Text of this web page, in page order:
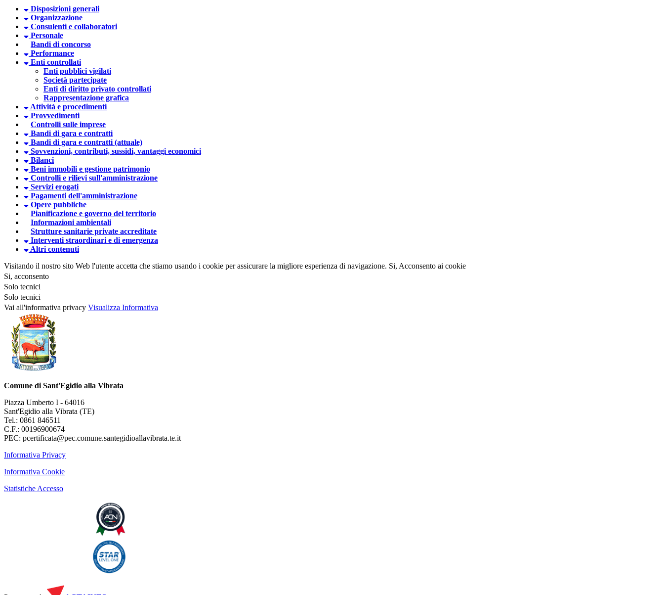
Disposizioni generali
Organizzazione
Consulenti e collaboratori
Personale
Bandi di concorso
Performance
Enti controllati
Enti pubblici vigilati
Società partecipate
Enti di diritto privato controllati
Rappresentazione grafica
Attività e procedimenti
Provvedimenti
Controlli sulle imprese
Bandi di gara e contratti
Bandi di gara e contratti (attuale)
Sovvenzioni, contributi, sussidi, vantaggi economici
Bilanci
Beni immobili e gestione patrimonio
Controlli e rilievi sull'amministrazione
Servizi erogati
Pagamenti dell'amministrazione
Opere pubbliche
Pianificazione e governo del territorio
Informazioni ambientali
Strutture sanitarie private accreditate
Interventi straordinari e di emergenza
Altri contenuti
Visitando il nostro sito Web l'utente accetta che stiamo usando i cookie per assicurare la migliore esperienza di navigazione. Si, Acconsento ai cookie
Si, acconsento
Solo tecnici
Solo tecnici
Vai all'informativa privacy Visualizza Informativa
Comune di Sant'Egidio alla Vibrata
Piazza Umberto I - 64016
Sant'Egidio alla Vibrata (TE)
Tel.: 0861 846511
C.F.: 00196900674
PEC: pcertificata@pec.comune.santegidioallavibrata.te.it
Informativa Privacy
Informativa Cookie
Statistiche Accesso